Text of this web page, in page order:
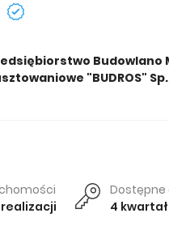
Budowlano
"BUDROS"
Dostępne
4